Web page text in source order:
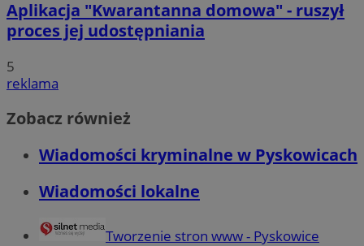
Aplikacja "Kwarantanna domowa" - ruszył
proces jej udostępniania
5
reklama
Zobacz również
Wiadomości kryminalne w Pyskowicach
Wiadomości lokalne
Tworzenie stron www - Pyskowice